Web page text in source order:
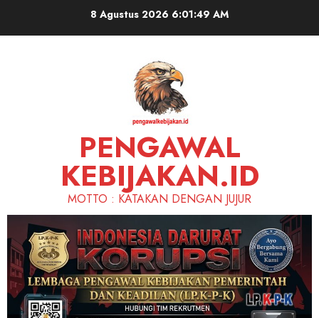
8 Agustus 2026 6:01:50 AM
PENGAWAL
KEBIJAKAN.ID
MOTTO : KATAKAN DENGAN JUJUR